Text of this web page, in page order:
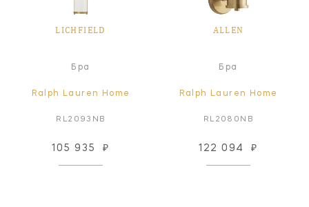
LICHFIELD
Бра
Ralph Lauren Home
RL2093NB
105 935 ₽
ALLEN
Бра
Ralph Lauren Home
RL2080NB
122 094 ₽